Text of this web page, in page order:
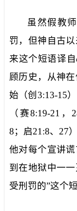
虽然假教
罚 ，但神 自古
来这个短语译自
顾历史，从神
始（创 3:13-15
（赛8:19-21 ，
8；启21:8、 27
他对每个宣讲
到在地狱中一
受刑罚的”这个